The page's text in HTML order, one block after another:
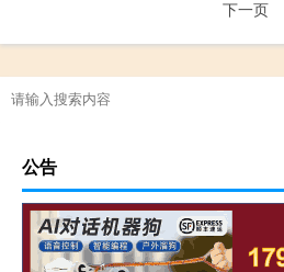
下一页
公告